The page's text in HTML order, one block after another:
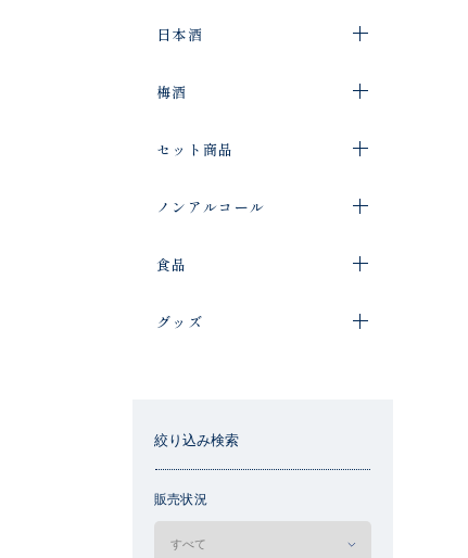
日本酒
梅酒
セット商品
ノンアルコール
食品
グッズ
絞り込み検索
販売状況